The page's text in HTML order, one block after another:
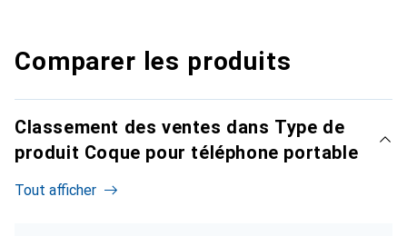
Comparer les produits
Classement des ventes dans Type de
produit Coque pour téléphone portable
Tout afficher